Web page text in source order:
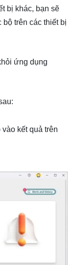
bị khác, bạn sẽ
bộ trên các thiết bị
ứng dụng
kết quả trên